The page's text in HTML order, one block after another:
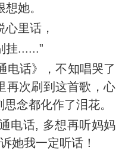
她。
里话，
挂......”
电话》，不知唱哭了
再次刷到这首歌，心
念都化作了泪花。
电话, 多想再听妈妈
她我一定听话！